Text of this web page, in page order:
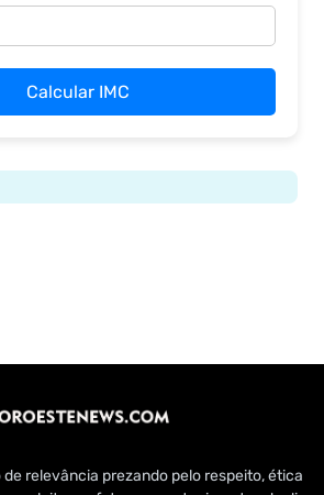
Calcular IMC
relevância prezando pelo respeito, ética